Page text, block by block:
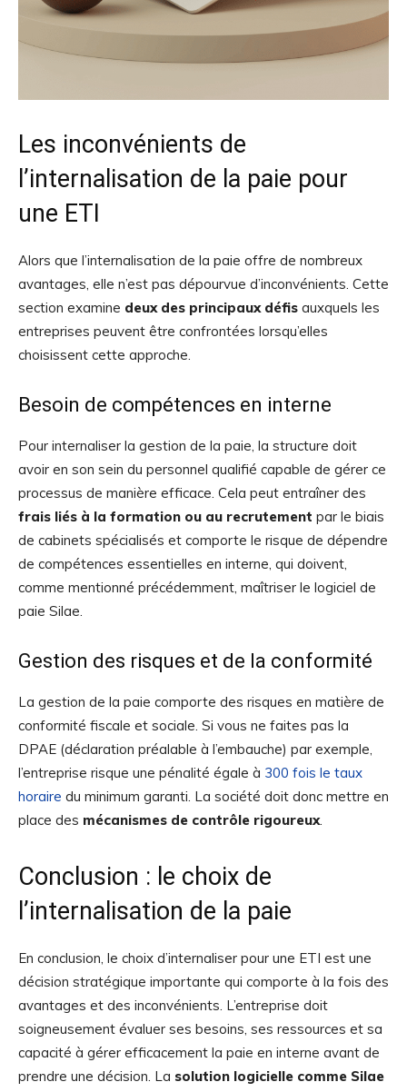
Les inconvénients de
l’internalisation de la paie pour
une ETI
Alors que l’internalisation de la paie offre de nombreux
avantages, elle n’est pas dépourvue d’inconvénients. Cette
section examine deux des principaux défis auxquels les
entreprises peuvent être confrontées lorsqu’elles
choisissent cette approche.
Besoin de compétences en interne
Pour internaliser la gestion de la paie, la structure doit
avoir en son sein du personnel qualifié capable de gérer ce
processus de manière efficace. Cela peut entraîner des
frais liés à la formation ou au recrutement par le biais
de cabinets spécialisés et comporte le risque de dépendre
de compétences essentielles en interne, qui doivent,
comme mentionné précédemment, maîtriser le logiciel de
paie Silae.
Gestion des risques et de la conformité
La gestion de la paie comporte des risques en matière de
conformité fiscale et sociale. Si vous ne faites pas la
DPAE (déclaration préalable à l’embauche) par exemple,
l’entreprise risque une pénalité égale à 300 fois le taux
horaire du minimum garanti. La société doit donc mettre en
place des mécanismes de contrôle rigoureux.
Conclusion : le choix de
l’internalisation de la paie
En conclusion, le choix d’internaliser pour une ETI est une
décision stratégique importante qui comporte à la fois des
avantages et des inconvénients. L’entreprise doit
soigneusement évaluer ses besoins, ses ressources et sa
capacité à gérer efficacement la paie en interne avant de
prendre une décision. La solution logicielle comme Silae